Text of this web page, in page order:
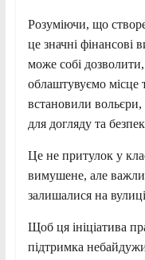
Розуміючи, що
це значні фінансові
може собі
облаштувуємо місце
встановили вольєри,
для догляду та
Це не притулок у
вимушене, але
залишалися на
Щоб ця ініціатива
підтримка